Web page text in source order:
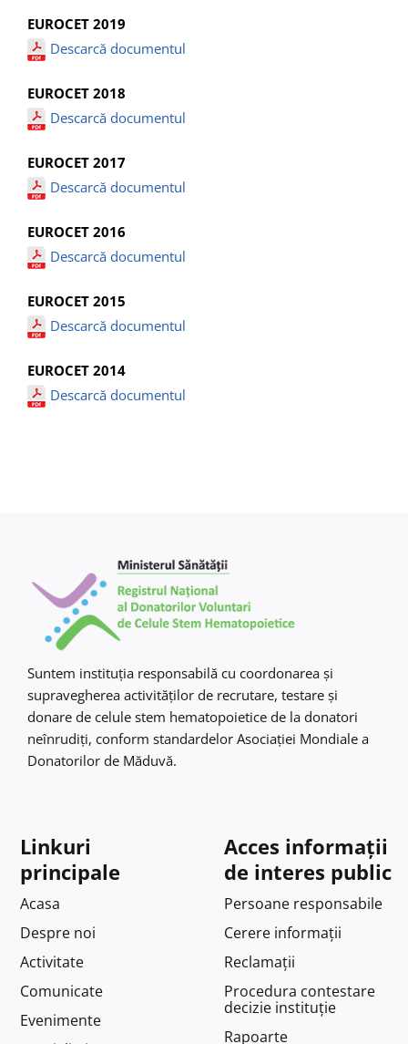
EUROCET 2019
Descarcă documentul
EUROCET 2018
Descarcă documentul
EUROCET 2017
Descarcă documentul
EUROCET 2016
Descarcă documentul
EUROCET 2015
Descarcă documentul
EUROCET 2014
Descarcă documentul
Suntem instituţia responsabilă cu coordonarea şi
supravegherea activităţilor de recrutare, testare şi
donare de celule stem hematopoietice de la donatori
neînrudiţi, conform standardelor Asociaţiei Mondiale a
Donatorilor de Măduvă.
Linkuri
principale
Acasa
Despre noi
Activitate
Comunicate
Evenimente
Acces informații
de interes public
Persoane responsabile
Cerere informații
Reclamații
Procedura contestare
decizie instituție
Rapoarte